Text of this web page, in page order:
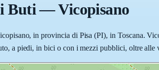
Buti—Vicopisano
in provincia di Pisa (PI), in Toscana.
a piedi, in bici o con i mezzi pubblici, oltre alle